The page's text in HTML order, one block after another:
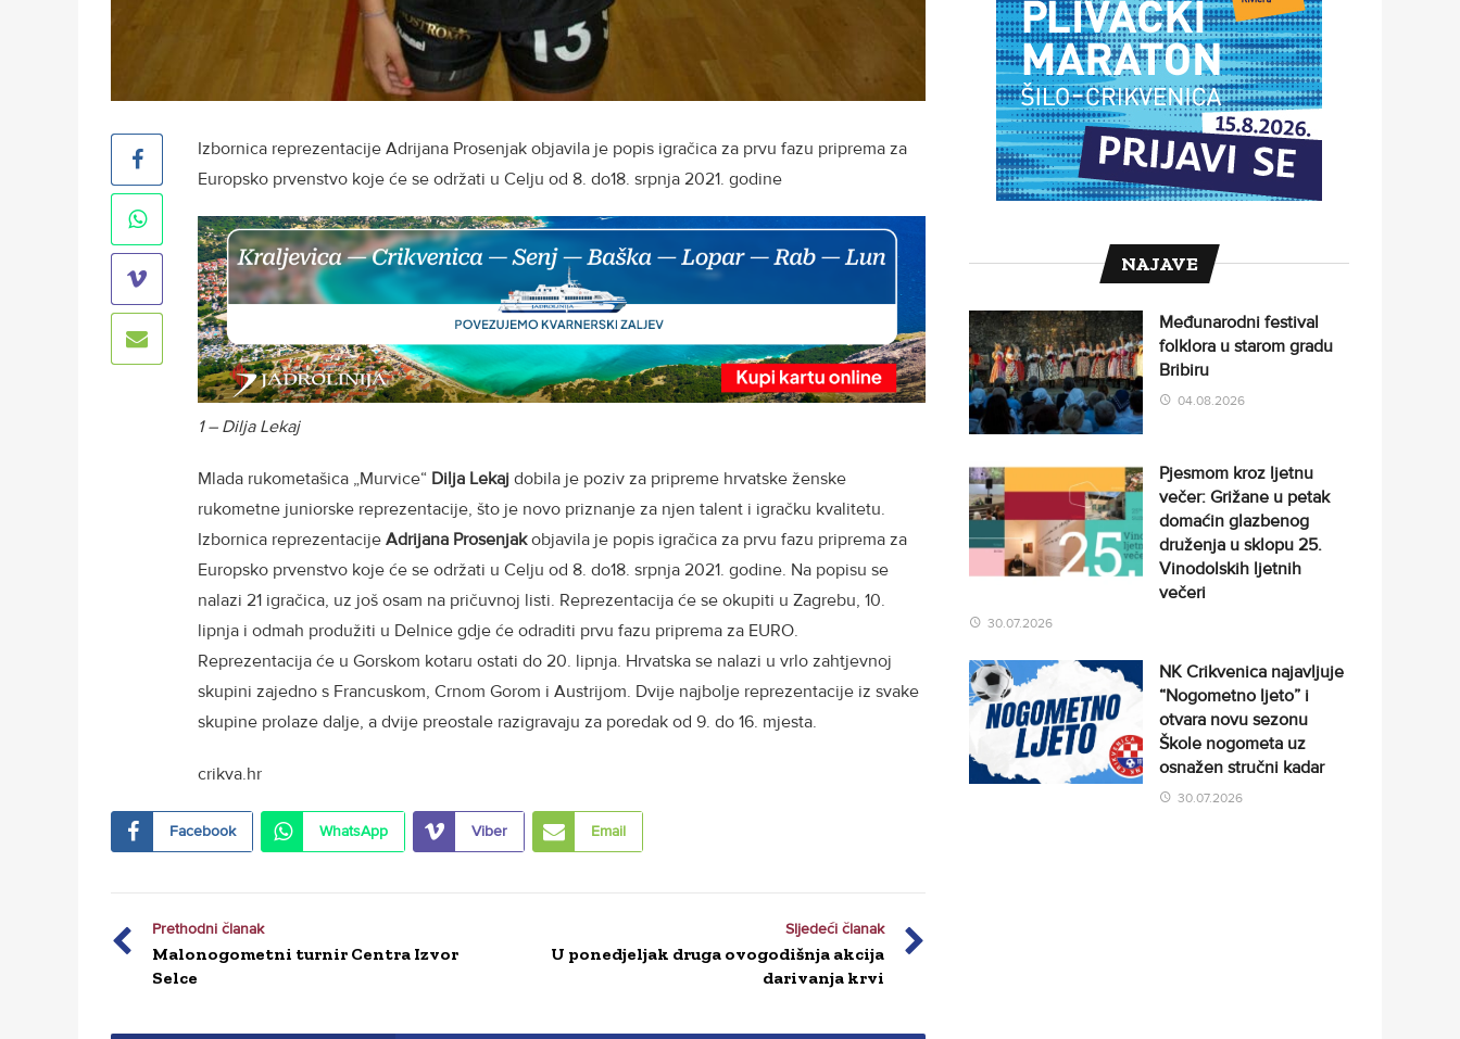
Izbornica reprezentacije Adrijana Prosenjak objavila je popis igračica za prvu fazu priprema za
Europsko prvenstvo koje će se održati u Celju od 8. do18. srpnja 2021. godine
1 – Dilja Lekaj
Mlada rukometašica „Murvice“ Dilja Lekaj dobila je poziv za pripreme hrvatske ženske
rukometne juniorske reprezentacije, što je novo priznanje za njen talent i igračku kvalitetu.
Izbornica reprezentacije Adrijana Prosenjakobjavila je popis igračica za prvu fazu priprema za
Europsko prvenstvo koje će se održati u Celju od 8. do18. srpnja 2021. godine. Na popisu se
nalazi 21 igračica, uz još osam na pričuvnoj listi. Reprezentacija će se okupiti u Zagrebu, 10.
lipnja i odmah produžiti u Delnice gdje će odraditi prvu fazu priprema za EURO.
Reprezentacija će u Gorskom kotaru ostati do 20. lipnja. Hrvatska se nalazi u vrlo zahtjevnoj
skupini zajedno s Francuskom, Crnom Gorom i Austrijom. Dvije najbolje reprezentacije iz svake
skupine prolaze dalje, a dvije preostale razigravaju za poredak od 9. do 16. mjesta.
crikva.hr
Facebook WhatsApp Viber Email
Prethodni članak
Malonogometni turnir Centra Izvor
Selce
Sljedeći članak
U ponedjeljak druga ovogodišnja akcija
darivanja krvi
NAJAVE
Međunarodni festival
folklora u starom gradu
Bribiru
04.08.2026
Pjesmom kroz ljetnu
večer: Grižane u petak
domaćin glazbenog
druženja u sklopu 25.
Vinodolskih ljetnih
večeri
30.07.2026
NK Crikvenica najavljuje
“Nogometno ljeto” i
otvara novu sezonu
Škole nogometa uz
osnažen stručni kadar
30.07.2026